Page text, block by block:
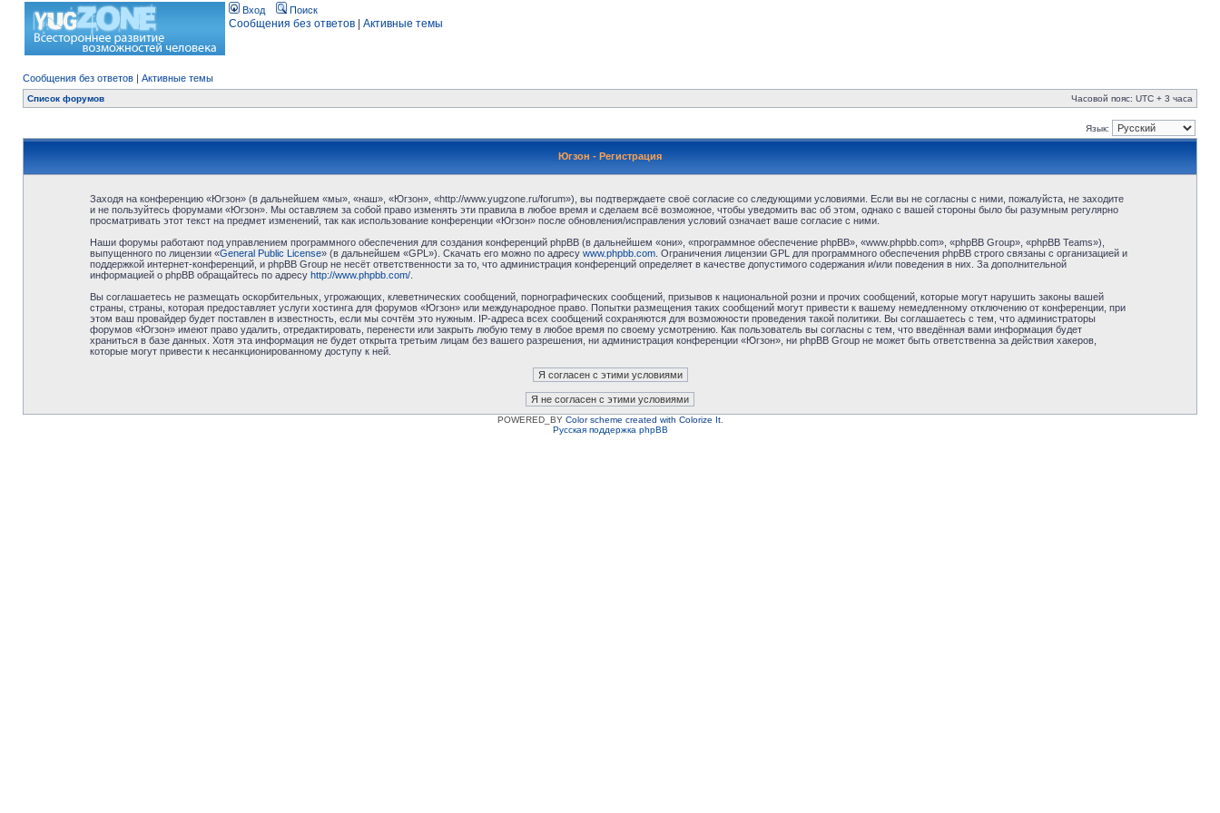
Вход Поиск
Сообщения без ответов Активные темы
Сообщения без ответов | Активные темы
Список форумов Часовой пояс: UTC + 3 часа
Язык:
Югзон - Регистрация
Заходя на конференцию «Югзон» (в дальнейшем «мы», «наш», «Югзон», «http://www.yugzone.ru/forum»), вы подтверждаете своё согласие со следующими условиями. Если вы не согласны с ними, пожалуйста, не заходите
и не пользуйтесь форумами «Югзон». Мы оставляем за собой право изменять эти правила в любое время и сделаем всё возможное, чтобы уведомить вас об этом, однако с вашей стороны было бы разумным регулярно
просматривать этот текст на предмет изменений, так как использование конференции «Югзон» после обновления/исправления условий означает ваше согласие с ними.
Наши форумы работают под управлением программного обеспечения для создания конференций phpBB (в дальнейшем «они», «программное обеспечение phpBB», «www.phpbb.com», «phpBB Group», «phpBB Teams»),
выпущенного по лицензии «General Public License» (в дальнейшем «GPL»). Скачать его можно по адресу www.phpbb.com. Ограничения лицензии GPL для программного обеспечения phpBB строго связаны с организацией и
поддержкой интернет-конференций, и phpBB Group не несёт ответственности за то, что администрация конференций определяет в качестве допустимого содержания и/или поведения в них. За дополнительной
информацией о phpBB обращайтесь по адресу http://www.phpbb.com/.
Вы соглашаетесь не размещать оскорбительных, угрожающих, клеветнических сообщений, порнографических сообщений, призывов к национальной розни и прочих сообщений, которые могут нарушить законы вашей
страны, страны, которая предоставляет услуги хостинга для форумов «Югзон» или международное право. Попытки размещения таких сообщений могут привести к вашему немедленному отключению от конференции, при
этом ваш провайдер будет поставлен в известность, если мы сочтём это нужным. IP-адреса всех сообщений сохраняются для возможности проведения такой политики. Вы соглашаетесь с тем, что администраторы
форумов «Югзон» имеют право удалить, отредактировать, перенести или закрыть любую тему в любое время по своему усмотрению. Как пользователь вы согласны с тем, что введённая вами информация будет
храниться в базе данных. Хотя эта информация не будет открыта третьим лицам без вашего разрешения, ни администрация конференции «Югзон», ни phpBB Group не может быть ответственна за действия хакеров,
которые могут привести к несанкционированному доступу к ней.
POWERED_BY Color scheme created with Colorize It.
Русская поддержка phpBB